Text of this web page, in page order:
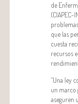
de
(CIAPEC-
que las
cuesta
recursos
“Una ley
un marco
aseguren